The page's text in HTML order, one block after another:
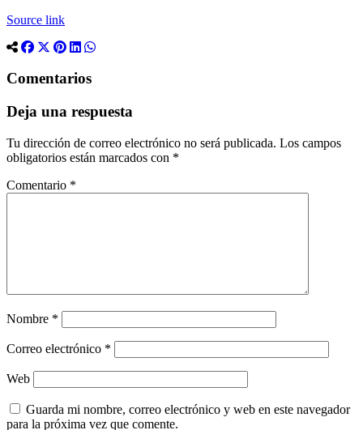
Source link
Comentarios
Deja una respuesta
Tu dirección de correo electrónico no será publicada. Los campos
obligatorios están marcados con *
Comentario *
Nombre *
Correo electrónico *
Web
Guarda mi nombre, correo electrónico y web en este navegador
para la próxima vez que comente.